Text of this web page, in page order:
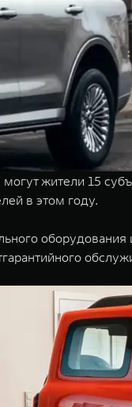
жители 15
в этом году.
оборудования